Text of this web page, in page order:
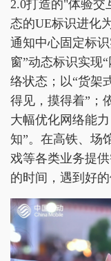
2.0打造的"体验交
态的UE标识进化
通知中心固定标
窗”动态标识实现
络状态；以“货架
得见，摸得着”；
大幅优化网络能
知”。在高铁、场
戏等各类业务提
的时间，遇到好的